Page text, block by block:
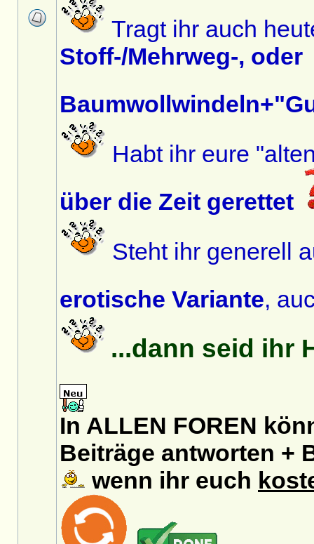
Tragt ihr auch
Stoff-/Mehrweg-, oder
Habt ihr eure
über die Zeit gerettet
Steht ihr generell
erotische Variante,
...dann seid ihr
In ALLEN FOREN
Beiträge antworten +
wenn ihr euch